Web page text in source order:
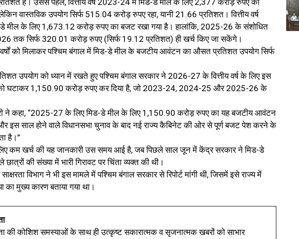
है। उससे पहले, वित्तीय वर्ष 2023-24 में मिड-डे मील के लिए 2,377 करोड़ रुपए का
वास्तविक उपयोग सिर्फ 515.04 करोड़ रुपए रहा, यानी 21.66 प्रतिशत। वित्तीय वर्ष
मील के लिए 1,673.12 करोड़ रुपए का बजट रखा गया है। हालांकि, 2025-26 के संशोधित
तक सिर्फ 320.01 करोड़ रुपए (सिर्फ 19.12 प्रतिशत) ही खर्च किए जा सकेंगे।
वर्षों को मिलाकर पश्चिम बंगाल में मिड-डे मील के बजटीय आवंटन का औसत प्रतिशत उपयोग सिर्फ
उपयोग को ध्यान में रखते हुए पश्चिम बंगाल सरकार ने 2026-27 के वित्तीय वर्ष के लिए इस
घटाकर 1,150.90 करोड़ रुपए कर दिया है, जो 2023-24, 2024-25 और 2025-26 के
ने कहा, “2025-27 के लिए मिड-डे मील के लिए 1,150.90 करोड़ रुपए का यह बजटीय आवंटन
इस साल होने वाले विधानसभा चुनाव के बाद नई राज्य कैबिनेट की ओर से पूर्ण बजट पेश करने के
है।”
कम खर्च की यह जानकारी उस समय आई है, जब पिछले साल जून में केंद्र सरकार ने मिड-डे
की संख्या में भारी गिरावट पर चिंता व्यक्त की थी।
विभाग ने भी इस मामले में पश्चिम बंगाल सरकार से रिपोर्ट मांगी थी, जिसमें इसे राज्य में
का मुख्य कारण बताया गया था।
की कोशिश समस्याओं के साथ ही उत्कृष्ट सकारात्मक व सृजनात्मक खबरों को साभार